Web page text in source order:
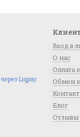
Вход в
О нас
Оплата
Обмен
Блог
Отзывы